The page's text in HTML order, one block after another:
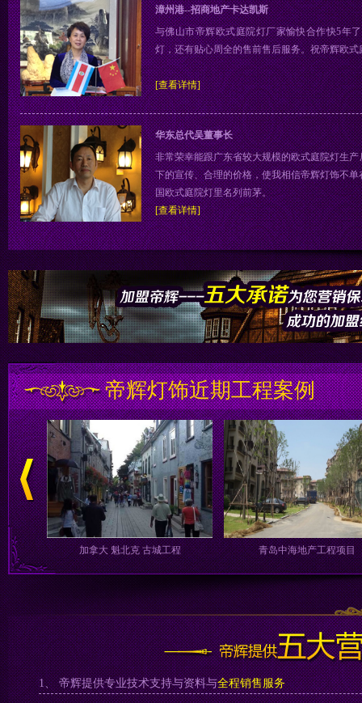
漳州港--招商地产卡达凯斯
与佛山市帝辉欧式庭院灯厂家愉快合作快5年
灯，还有贴心周全的售前售后服务。祝帝辉欧
[查看详情]
华东总代吴董事长
非常荣幸能跟广东省较大规模的欧式庭院灯生
下的宣传、合理的价格，使我相信帝辉灯饰不
国欧式庭院灯里名列前茅。
[查看详情]
帝辉灯饰近期工程案例
开通 漳州港--招商地产卡达凯斯 南海龙田酒店管理有限公
1、 帝辉提供专业技术支持与资料与全程销售服务